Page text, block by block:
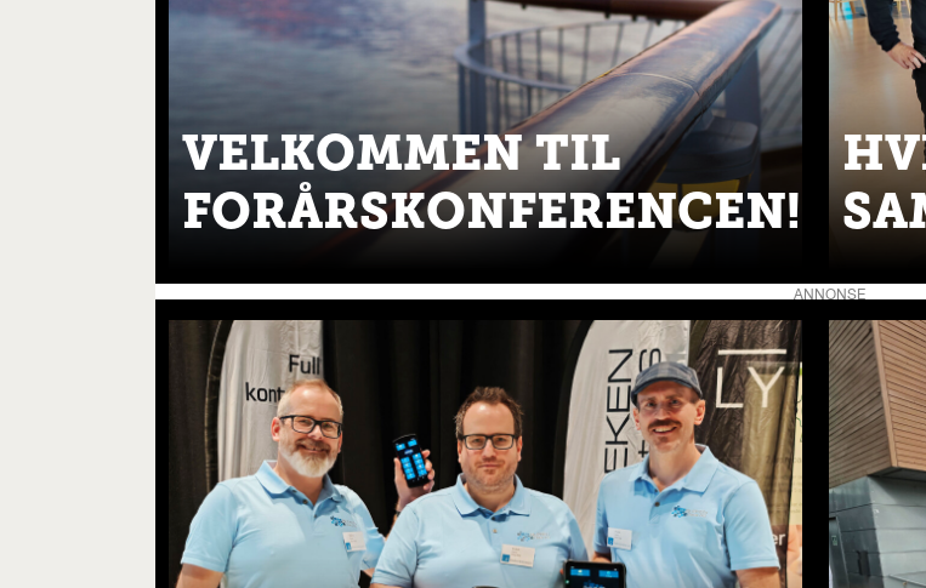
VELKOMMEN TIL
FORÅRSKONFERENCEN!
ANNONSE